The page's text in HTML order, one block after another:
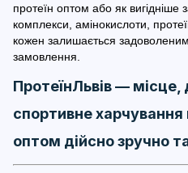
протеїн оптом або як вигідніше
комплекси, амінокислоти,
кожен залишається
замовлення.
ПротеїнЛьвів — місце,
спортивне харчування
оптом дійсно зручно